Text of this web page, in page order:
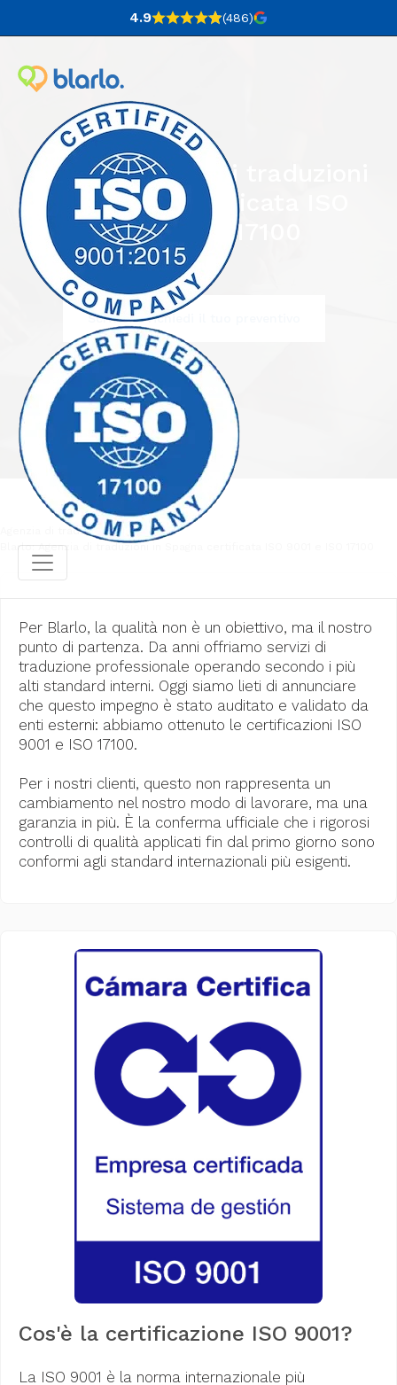
4.9 (486)
Blarlo: Agenzia di traduzioni
in Spagna certificata ISO
9001 e ISO 17100
Scrivici e richiedi il tuo preventivo
Agenzia di traduzione
Blarlo: Agenzia di traduzioni in Spagna certificata ISO 9001 e ISO 17100
Per Blarlo, la qualità non è un obiettivo, ma il nostro
punto di partenza. Da anni offriamo servizi di
traduzione professionale operando secondo i più
alti standard interni. Oggi siamo lieti di annunciare
che questo impegno è stato auditato e validato da
enti esterni: abbiamo ottenuto le certificazioni ISO
9001 e ISO 17100.
Per i nostri clienti, questo non rappresenta un
cambiamento nel nostro modo di lavorare, ma una
garanzia in più. È la conferma ufficiale che i rigorosi
controlli di qualità applicati fin dal primo giorno sono
conformi agli standard internazionali più esigenti.
Cos'è la certificazione ISO 9001?
La ISO 9001 è la norma internazionale più